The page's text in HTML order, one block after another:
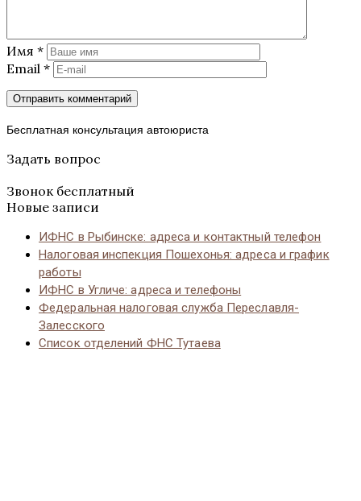
Имя *
Email *
Бесплатная консультация автоюриста
Задать вопрос
Звонок бесплатный
Новые записи
ИФНС в Рыбинске: адреса и контактный телефон
Налоговая инспекция Пошехонья: адреса и график
работы
ИФНС в Угличе: адреса и телефоны
Федеральная налоговая служба Переславля-
Залесского
Список отделений ФНС Тутаева